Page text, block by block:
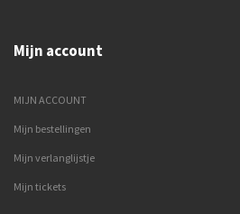
Mijn account
MIJN ACCOUNT
Mijn bestellingen
Mijn verlanglijstje
Mijn tickets